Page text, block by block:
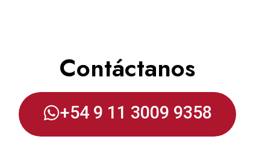
Contáctanos
+54 9 11 3009 9358